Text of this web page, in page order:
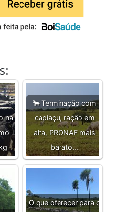
na
🐂 Terminação com
capiaçu, ração em
alta, PRONAF mais
barato…
O que oferecer para o